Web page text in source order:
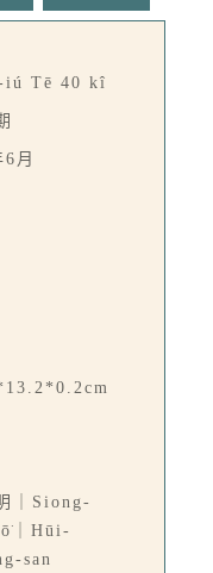
iú Tē 40 kî
月
｜Siong-
｜Hūi-
san